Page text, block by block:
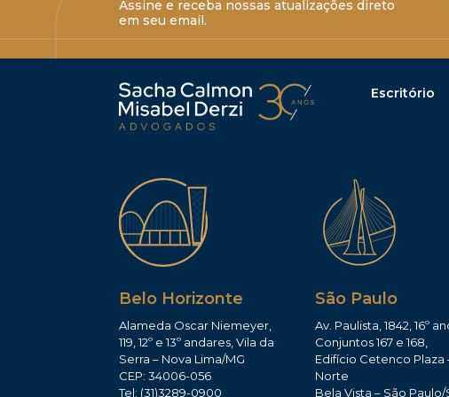
Assine e receba nossas atualizações direto
em seu email.
Escritório
Belo Horizonte
Alameda Oscar Niemeyer,
119, 12º e 13º andares, Vila da
Serra – Nova Lima/MG
CEP: 34006-056
Tel: (31)3289-0900
São Paulo
Av. Paulista, 1842, 16º
Conjuntos 167 e 168,
Edifício Cetenco Plaza
Norte
Bela Vista – São Paulo/